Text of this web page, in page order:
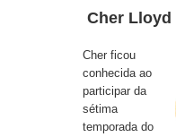
Cher Lloyd
Cher ficou
conhecida ao
participar da
sétima
temporada do